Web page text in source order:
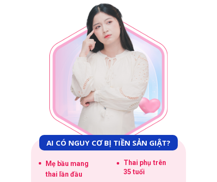
AI CÓ NGUY CƠ BỊ TIỀN SẢN GIẬT?
Mẹ bầu mang
thai lần đầu
Thai phụ trên
35 tuổi